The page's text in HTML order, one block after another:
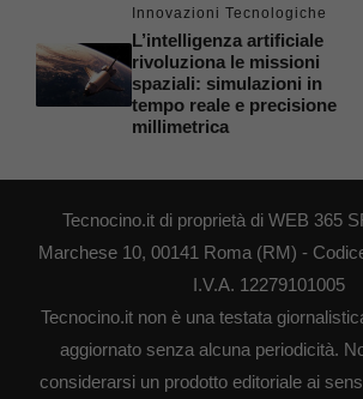
Innovazioni Tecnologiche
L’intelligenza artificiale
rivoluziona le missioni
spaziali: simulazioni in
tempo reale e precisione
millimetrica
Tecnocino.it di proprietà di WEB 365
Marchese 10, 00141 Roma (RM) -
I.V.A. 12279101005
Tecnocino.it non è una testata
aggiornato senza alcuna periodicità.
considerarsi un prodotto editoriale ai